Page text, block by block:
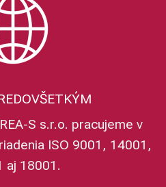
S s.r.o. pracujeme v
ISO 9001, 14001,
aj 18001.